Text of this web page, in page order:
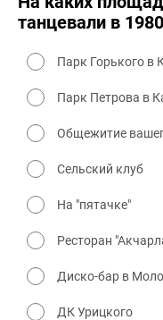
танцевали в
Парк Горького в
Парк Петрова в
Общежитие
Сельский клуб
На "пятачке"
Ресторан
Диско-бар в
ДК Урицкого